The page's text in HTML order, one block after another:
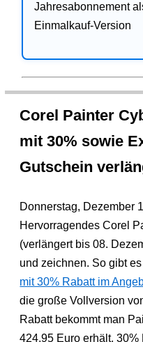
Jahresabonnement
Einmalkauf-Version
Corel Painter
mit 30% sowie
Gutschein
Donnerstag, Dezember
Hervorragendes Corel
(verlängert bis 08.
und zeichnen. So gibt
mit 30% Rabatt im
die große Vollversion
Rabatt bekommt man
424,95 Euro erhält.